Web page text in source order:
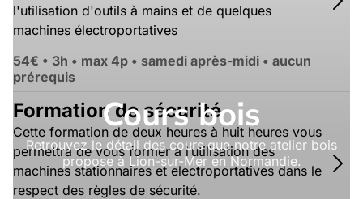
Cours bois
Retrouvez le détail des cours que notre atelier bois
propose à Lion-sur-Mer en Normandie.
l'utilisation d'outils à mains et de quelques
machines électroportatives
54€ • 3h • max 4p • samedi après-midi • aucun
prérequis
Formation de sécurité
Cette formation de deux heures à huit heures vous
permettra de vous former à l’utilisation des
machines stationnaires et electroportatives dans le
respect des règles de sécurité.